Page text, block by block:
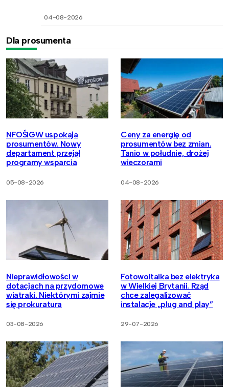
04-08-2026
Dla prosumenta
NFOŚiGW uspokaja
prosumentów. Nowy
departament przejął
programy wsparcia
05-08-2026
Ceny za energię od
prosumentów bez zmian.
Tanio w południe, drożej
wieczorami
04-08-2026
Nieprawidłowości w
dotacjach na przydomowe
wiatraki. Niektórymi zajmie
się prokuratura
03-08-2026
Fotowoltaika bez elektryka
w Wielkiej Brytanii. Rząd
chce zalegalizować
instalacje „plug and play”
29-07-2026